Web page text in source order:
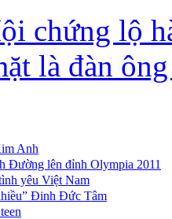
chứng lộ
là đàn
Anh
Đường lên đỉnh Olympia 2011
yêu Việt Nam
Đinh Đức Tâm